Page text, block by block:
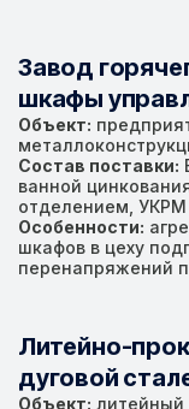
Завод
шкафы
Объект:
Состав поставки:
ванной
отделением, УКРМ
Особенности:
шкафов в цеху
перенапряжений
Литейно-
дуговой
Объект: литейный